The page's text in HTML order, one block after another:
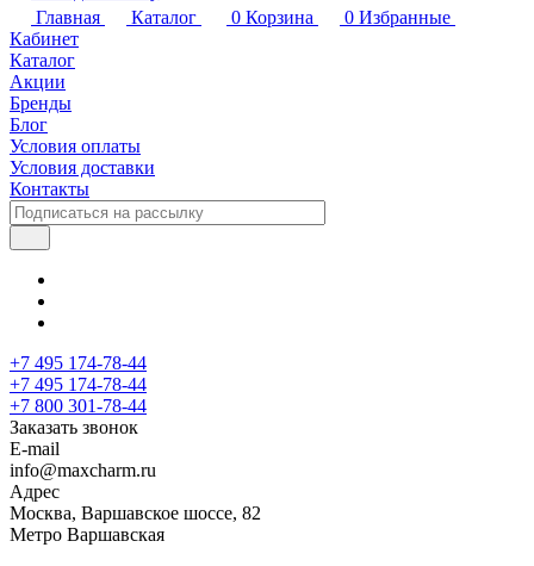
Главная
Каталог 0 Корзина 0 Избранные
Кабинет
Каталог
Акции
Бренды
Блог
Условия оплаты
Условия доставки
Контакты
+7 495 174-78-44
+7 495 174-78-44
+7 800 301-78-44
Заказать звонок
E-mail
info@maxcharm.ru
Адрес
Москва, Варшавское шоссе, 82
Метро Варшавская